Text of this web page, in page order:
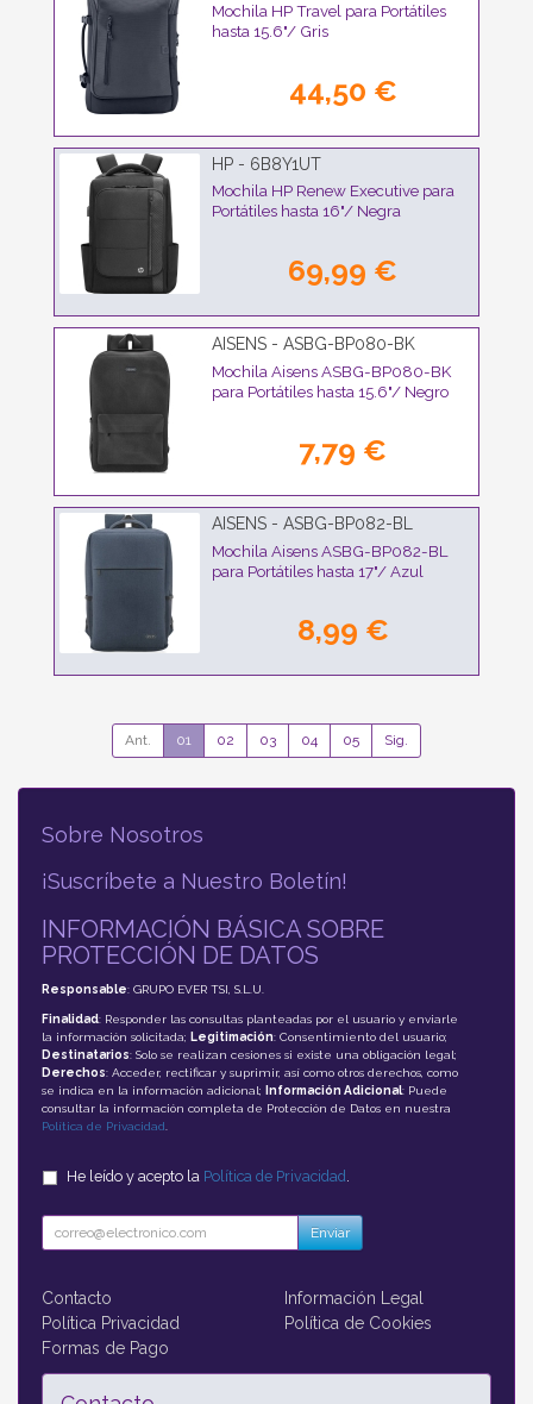
Mochila HP Travel para Portátiles
hasta 15.6"/ Gris
44,50 €
HP - 6B8Y1UT
Mochila HP Renew Executive para
Portátiles hasta 16"/ Negra
69,99 €
AISENS - ASBG-BP080-BK
Mochila Aisens ASBG-BP080-BK
para Portátiles hasta 15.6"/ Negro
7,79 €
AISENS - ASBG-BP082-BL
Mochila Aisens ASBG-BP082-BL
para Portátiles hasta 17"/ Azul
8,99 €
Ant. 01 02 03 04 05 Sig.
Sobre Nosotros
¡Suscríbete a Nuestro Boletín!
INFORMACIÓN BÁSICA SOBRE
PROTECCIÓN DE DATOS
Responsable: GRUPO EVER TSI, S.L.U.
Finalidad: Responder las consultas planteadas por el usuario y enviarle
la información solicitada; Legitimación: Consentimiento del usuario;
Destinatarios: Solo se realizan cesiones si existe una obligación legal;
Derechos: Acceder, rectificar y suprimir, así como otros derechos, como
se indica en la información adicional;
Información Adicional: Puede
consultar la información completa de Protección de Datos en nuestra
Política de Privacidad.
He leído y acepto la Política de Privacidad .
Enviar
Contacto
Información Legal
Política Privacidad
Política de Cookies
Formas de Pago